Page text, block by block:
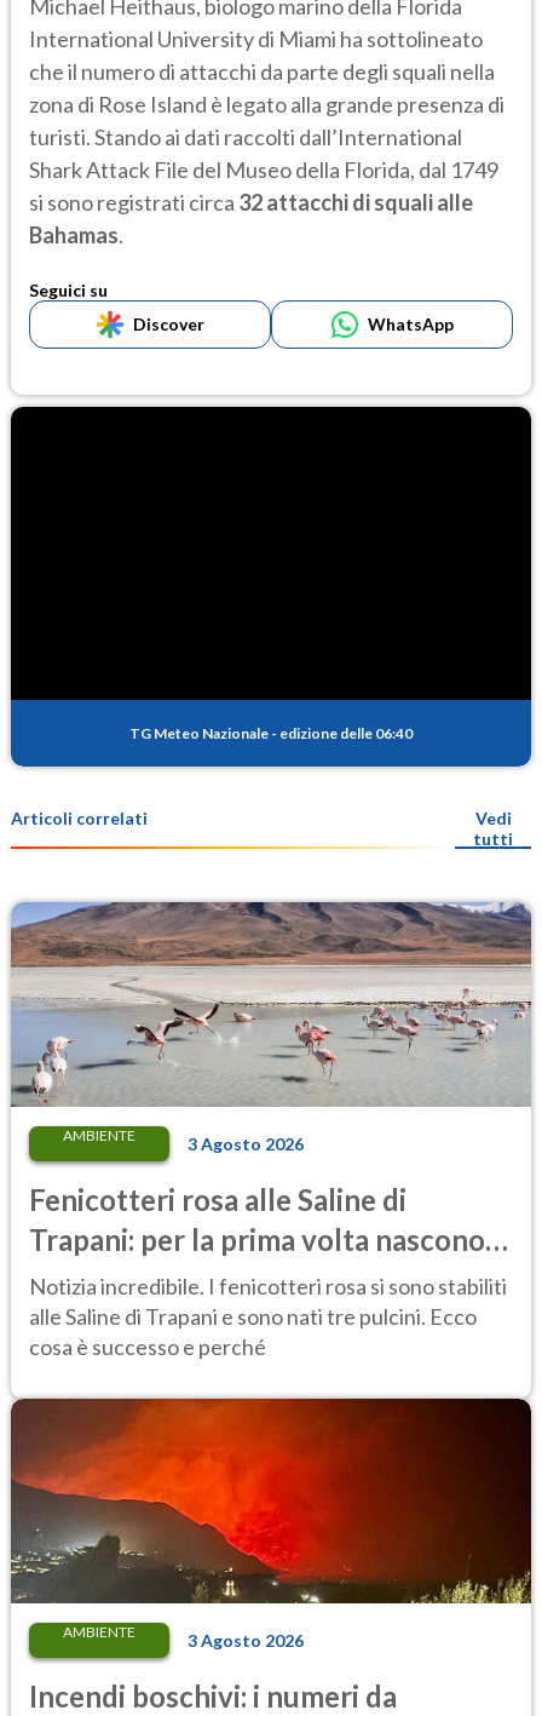
Michael Heithaus, biologo marino della Florida
International University di Miami ha sottolineato
che il numero di attacchi da parte degli squali nella
zona di Rose Island è legato alla grande presenza di
turisti. Stando ai dati raccolti dall’International
Shark Attack File del Museo della Florida, dal 1749
si sono registrati circa 32 attacchi di squali alle
Bahamas.
Seguici su
Discover
WhatsApp
TG Meteo Nazionale - edizione delle 06:40
Articoli correlati
Vedi
tutti
AMBIENTE 3 Agosto 2026
Fenicotteri rosa alle Saline di
Trapani: per la prima volta nascono
tre pulcini nella riserva
Notizia incredibile. I fenicotteri rosa si sono stabiliti
alle Saline di Trapani e sono nati tre pulcini. Ecco
cosa è successo e perché
AMBIENTE 3 Agosto 2026
Incendi boschivi: i numeri da